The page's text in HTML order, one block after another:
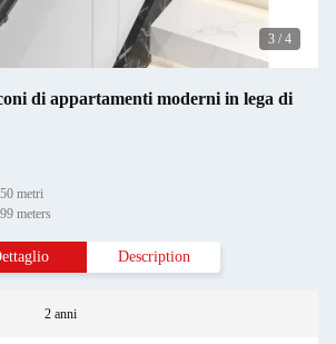
3 / 4
di appartamenti moderni in lega di
metri
meters
Description
2 anni